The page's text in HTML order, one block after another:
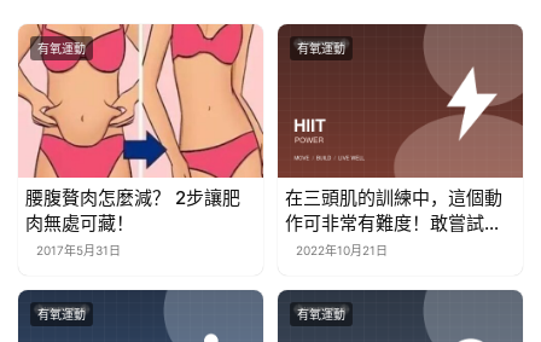
有氧運動
腰腹贅肉怎麼減？ 2步讓肥
肉無處可藏！
2017年5月31日
有氧運動
在三頭肌的訓練中，這個動
作可非常有難度！敢嘗試
嗎？
2022年10月21日
有氧運動 有氧運動